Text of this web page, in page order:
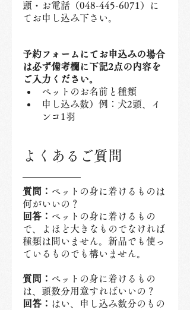
頭・お電話（048-445-6071）に
てお申し込み下さい。
予約フォームにてお申込みの場合
は必ず備考欄に下記2点の内容を
ご入力ください。
ペットのお名前と種類
申し込み数）例：犬2頭、イ
ンコ1羽
よくあるご質問
質問： ペットの身に着けるものは
何がいいの？
回答： ペットの身に着けるもの
で、よほど大きなものでなければ
種類は問いません。新品でも使っ
ているものでも構いません。
質問： ペットの身に着けるもの
は、頭数分用意すればいいの？
回答： はい、申し込み数分のもの